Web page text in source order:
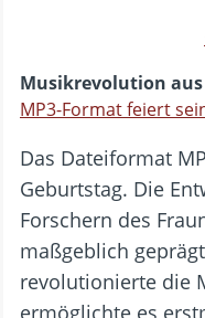
Musikrevolution aus
MP3-Format feiert
Das Dateiformat
Geburtstag. Die
Forschern des
maßgeblich
revolutionierte die
ermöglichte es